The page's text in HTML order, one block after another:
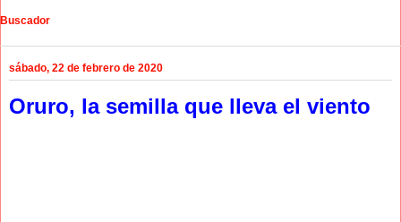
Buscador
sábado, 22 de febrero de 2020
Oruro, la semilla que lleva el viento